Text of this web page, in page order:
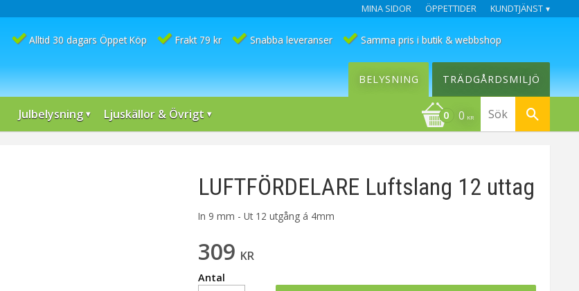
MINA SIDOR ÖPPETTIDER KUNDTJÄNST
Alltid 30 dagars Öppet Köp Frakt 79 kr Snabba leveranser Samma pris i butik & webbshop
Julbelysning Ljuskällor & Övrigt 0 KR
BELYSNING TRÄDGÅRDSMILJÖ
LUFTFÖRDELARE Luftslang 12 uttag
In 9 mm - Ut 12 utgång á 4mm
309 KR
Antal